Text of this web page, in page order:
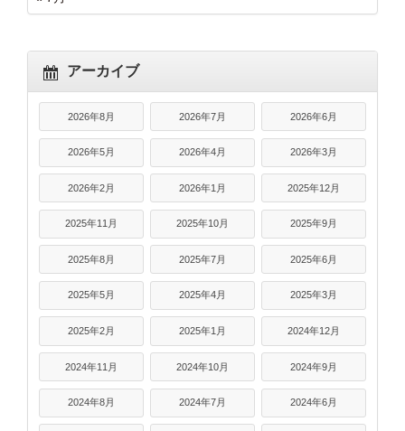
アーカイブ
2026年8月 2026年7月 2026年6月
2026年5月 2026年4月 2026年3月
2026年2月 2026年1月 2025年12月
2025年11月 2025年10月 2025年9月
2025年8月 2025年7月 2025年6月
2025年5月 2025年4月 2025年3月
2025年2月 2025年1月 2024年12月
2024年11月 2024年10月 2024年9月
2024年8月 2024年7月 2024年6月